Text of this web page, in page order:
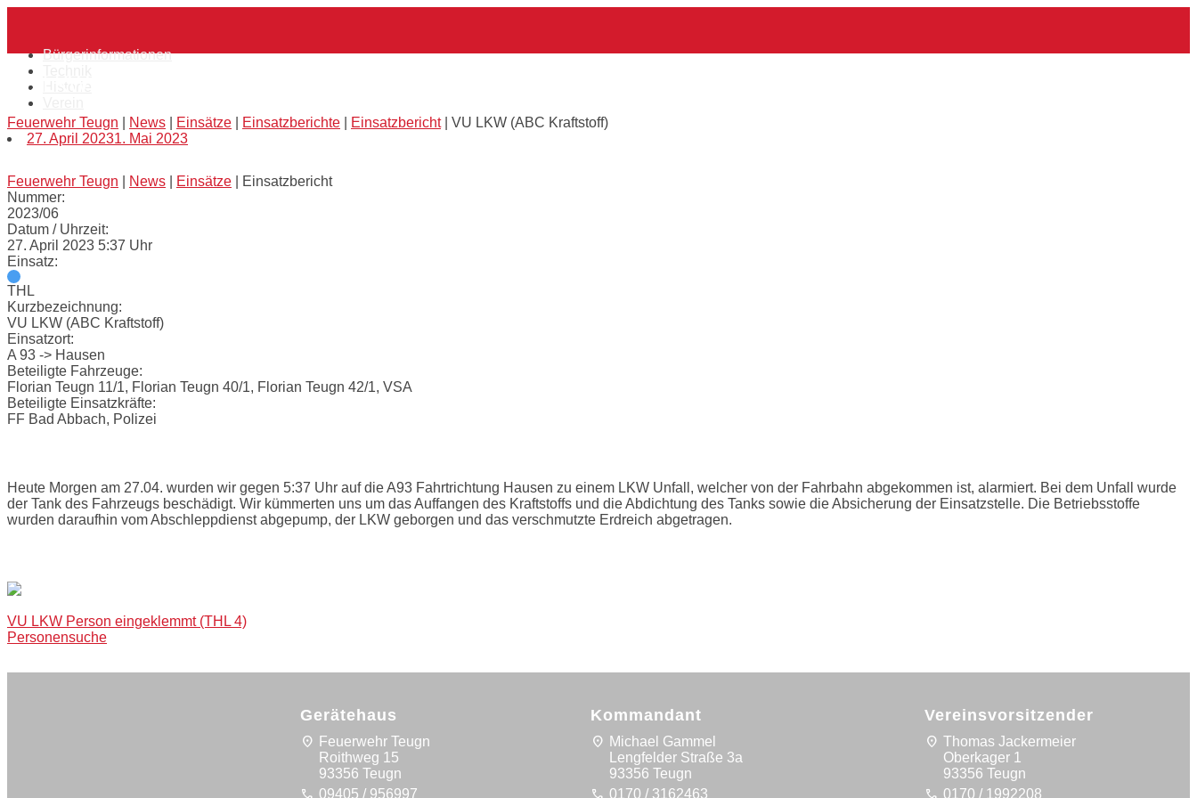
content
Bürgerinformationen
VU LKW (ABC Kraftstoff)
Feuerwehr Teugn News Einsätze Einsatzberichte Einsatzbericht| VU LKW (ABC Kraftstoff)
27. April 20231. Mai 2023
Feuerwehr Teugn News Einsätze
Einsatzbericht
Nummer:
2023/06
Datum / Uhrzeit:
27. April 2023 5:37 Uhr
Einsatz:
THL
Kurzbezeichnung:
VU LKW (ABC Kraftstoff)
Einsatzort:
A 93 -> Hausen
Beteiligte Fahrzeuge:
Florian Teugn 11/1, Florian Teugn 40/1, Florian Teugn 42/1, VSA
Beteiligte Einsatzkräfte:
FF Bad Abbach, Polizei
Heute Morgen am 27.04. wurden wir gegen 5:37 Uhr auf die A93 Fahrtrichtung Hausen zu einem LKW Unfall, welcher von der Fahrbahn abgekommen ist, alarmiert. Bei dem Unfall wurde
der Tank des Fahrzeugs beschädigt. Wir kümmerten uns um das Auffangen des Kraftstoffs und die Abdichtung des Tanks sowie die Absicherung der Einsatzstelle. Die Betriebsstoffe
wurden daraufhin vom Abschleppdienst abgepump, der LKW geborgen und das verschmutzte Erdreich abgetragen.
Post
navigation
VU LKW Person eingeklemmt (THL 4)
Personensuche
Gerätehaus
location_on Feuerwehr Teugn
Roithweg 15
93356 Teugn
call 09405 / 956997
Kommandant
location_on Michael Gammel
Lengfelder Straße 3a
93356 Teugn
call 0170 / 3162463
Vereinsvorsitzender
location_on Thomas Jackermeier
Oberkager 1
93356 Teugn
call 0170 / 1992208